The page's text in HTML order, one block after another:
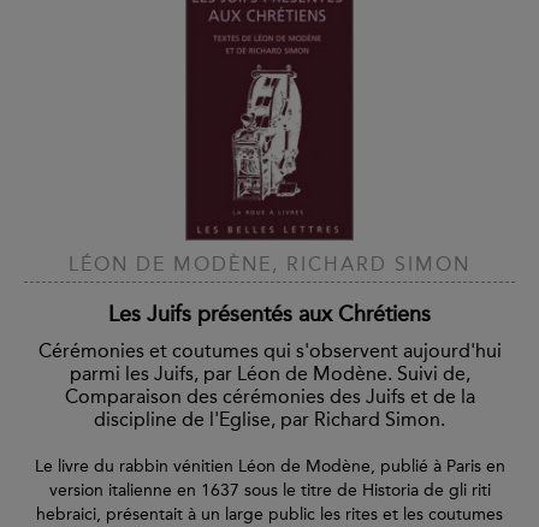
LÉON DE MODÈNE, RICHARD SIMON
Les Juifs présentés aux Chrétiens
Cérémonies et coutumes qui s'observent aujourd'hui
parmi les Juifs, par Léon de Modène. Suivi de,
Comparaison des cérémonies des Juifs et de la
discipline de l'Eglise, par Richard Simon.
Le livre du rabbin vénitien Léon de Modène, publié à Paris en
version italienne en 1637 sous le titre de Historia de gli riti
hebraici, présentait à un large public les rites et les coutumes